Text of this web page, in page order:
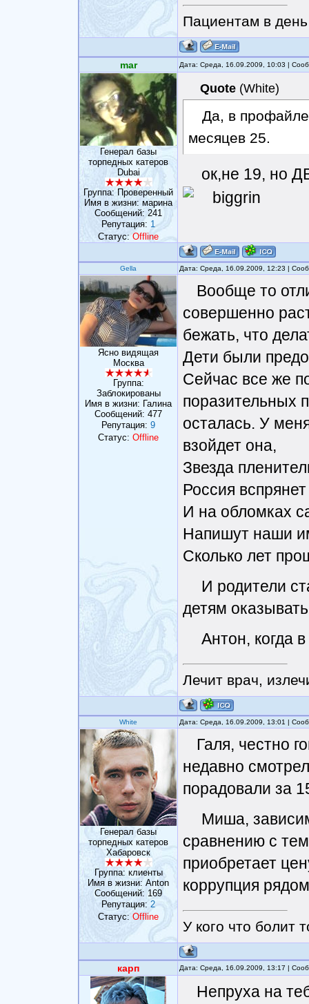
Пациентам в
mar Дата: Среда, 16.09.2009, 10:03 |
Генерал базы
торпедных катеров
Dubai
Группа: Проверенный
Имя в жизни: марина
Сообщений: 241
Репутация: 1
Статус:Offline
Quote (White)
Да, в
месяцев 25.
ок,не 19, но
Gella Дата: Среда, 16.09.2009, 12:23 |
Ясно видящая
Москва
Группа:
Заблокированы
Имя в жизни: Галина
Сообщений: 477
Репутация: 9
Статус: Offline
Вообще то
совершенно
бежать, что
Дети были
Сейчас все же
поразительных
осталась. У
взойдет она,
Звезда
Россия
И на обломках
Напишут наши
Сколько лет
И родители
детям
Антон, когда
Лечит врач,
White Дата: Среда, 16.09.2009, 13:01 |
Генерал базы
торпедных катеров
Хабаровск
Группа: клиенты
Имя в жизни: Anton
Сообщений: 169
Репутация: 2
Статус: Offline
Галя, честно
недавно
порадовали за
Миша,
сравнению с
приобретает
коррупция
У кого что болит
карп Дата: Среда, 16.09.2009, 13:17 |
Непруха на